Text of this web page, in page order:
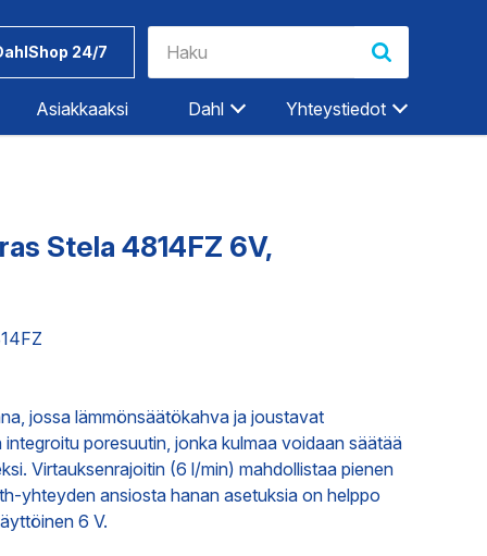
24/7
Salo
Vaasa
Vantaa
Varkaus
Asiakkaaksi Dahl Yhteystiedot
Stela 4814FZ 6V,
jossa lämmönsäätökahva ja joustavat
poresuutin, jonka kulmaa voidaan säätää
Virtauksenrajoitin (6 l/min) mahdollistaa pienen
yhteyden ansiosta hanan asetuksia on helppo
6 V.